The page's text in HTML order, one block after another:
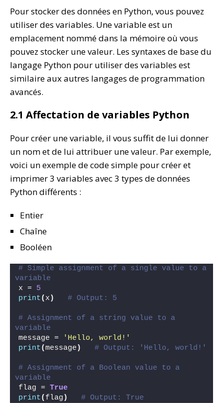
Pour stocker des données en Python, vous pouvez
utiliser des variables. Une variable est un
emplacement nommé dans la mémoire où vous
pouvez stocker une valeur. Les syntaxes de base du
langage Python pour utiliser des variables est
similaire aux autres langages de programmation
avancés.
2.1 Affectation de variables Python
Pour créer une variable, il vous suffit de lui donner
un nom et de lui attribuer une valeur. Par exemple,
voici un exemple de code simple pour créer et
imprimer 3 variables avec 3 types de données
Python différents :
Entier
Chaîne
Booléen
# Simple assignment of a single value to a
variable
x = 5
print( x ) # Output: 5
# Assignment of a string value to a
variable
message =
'Hello, world!'
print(message ) # Output: 'Hello, world!'
# Assignment of a Boolean value to a
variable
flag = True
print( flag ) # Output: True